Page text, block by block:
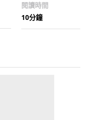
閱讀時間
10分鐘